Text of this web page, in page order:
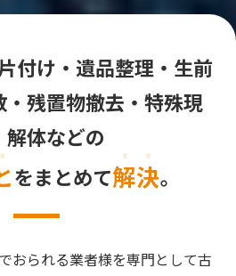
付け・遺品整理・生前
残置物撤去・特殊現
解体などの
をまとめて解決。
おられる業者様を専門として古